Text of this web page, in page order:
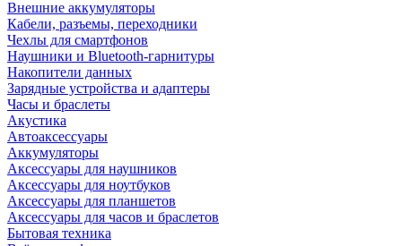
Внешние аккумуляторы
Кабели, разъемы, переходники
Чехлы для смартфонов
Наушники и Bluetooth-гарнитуры
Накопители данных
Зарядные устройства и адаптеры
Часы и браслеты
Акустика
Автоаксессуары
Аккумуляторы
Аксессуары для наушников
Аксессуары для ноутбуков
Аксессуары для планшетов
Аксессуары для часов и браслетов
Бытовая техника